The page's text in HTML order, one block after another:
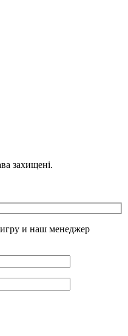
захищені.
игру и наш менеджер